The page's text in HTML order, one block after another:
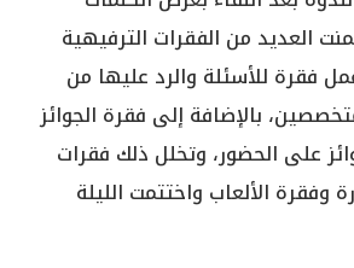
العديد من الفقرات الترفيهية
فقرة للأسئلة والرد عليها من
بالإضافة إلى فقرة الجوائز
على الحضور، وتخلل ذلك فقرات
وفقرة الألعاب واختتمت الليلة